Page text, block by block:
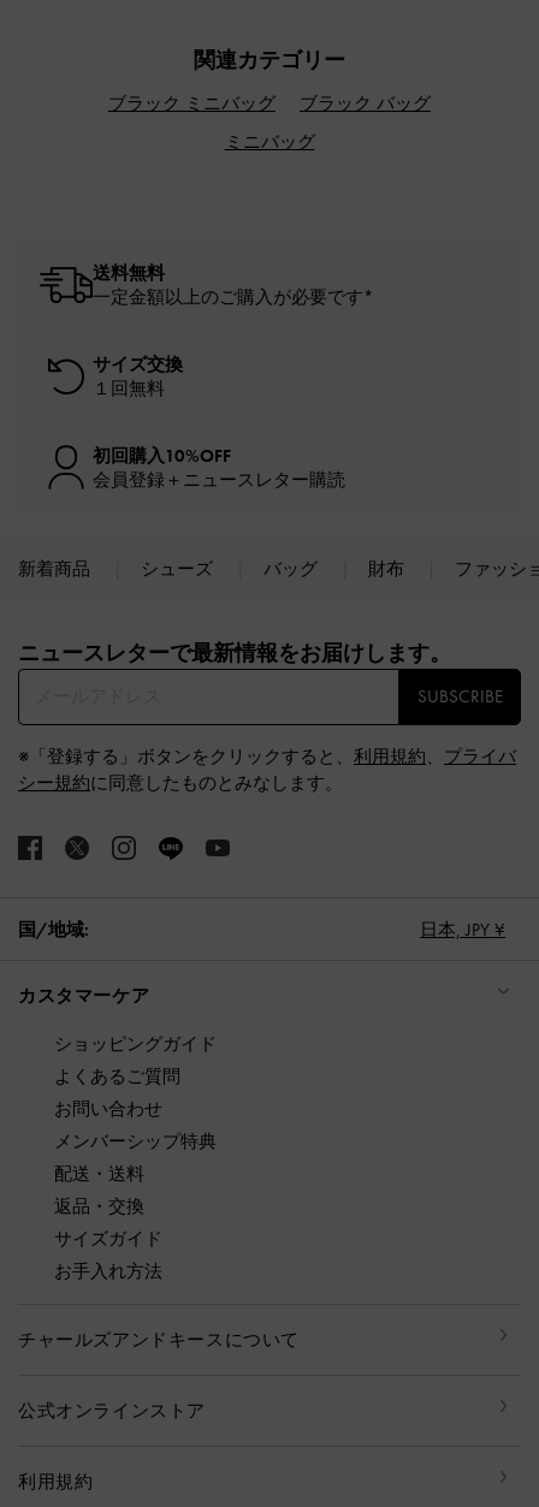
関連カテゴリー
ブラック ミニバッグ
ブラック バッグ
ミニバッグ
送料無料
一定金額以上のご購入が必要です*
サイズ交換
１回無料
初回購入10%OFF
会員登録＋ニュースレター購読
新着商品 シューズ バッグ 財布 ファッシ
ニュースレターで最新情報をお届けします。​
SUBSCRIBE
※「登録する」ボタンをクリックすると、 利用規約、 プライバ
シー規約に同意したものとみなします。
国/地域: 日本, JPY ¥
カスタマーケア
ショッピングガイド
よくあるご質問
お問い合わせ
メンバーシップ特典
配送・送料
返品・交換
サイズガイド
お手入れ方法
チャールズアンドキースについて
公式オンラインストア
利用規約